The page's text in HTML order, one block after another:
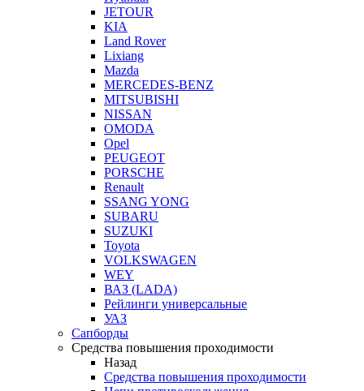
JETOUR
KIA
Land Rover
Lixiang
Mazda
MERCEDES-BENZ
MITSUBISHI
NISSAN
OMODA
Opel
PEUGEOT
PORSCHE
Renault
SSANG YONG
SUBARU
SUZUKI
Toyota
VOLKSWAGEN
WEY
ВАЗ (LADA)
Рейлинги универсальные
УАЗ
Сапборды
Средства повышения проходимости
Назад
Средства повышения проходимости